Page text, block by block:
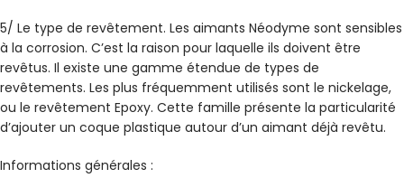
5/ Le type de revêtement. Les aimants Néodyme sont sensibles
à la corrosion. C’est la raison pour laquelle ils doivent être
revêtus. Il existe une gamme étendue de types de
revêtements. Les plus fréquemment utilisés sont le nickelage,
ou le revêtement Epoxy. Cette famille présente la particularité
d’ajouter un coque plastique autour d’un aimant déjà revêtu.
Informations générales :